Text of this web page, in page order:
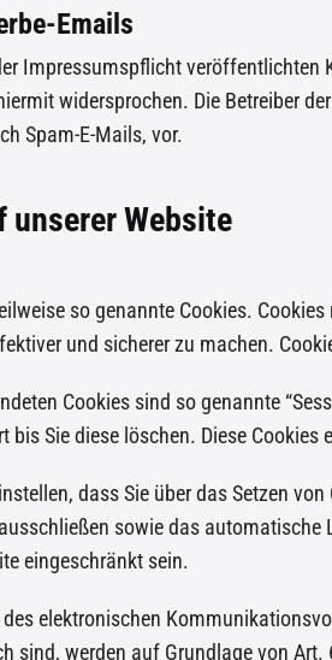
Emails
Impressumspflicht
widersprochen. Die Betreiber
Spam-E-Mails, vor.
unserer Website
so genannte Cookies.
und sicherer zu machen.
Cookies sind so genannte
bis Sie diese löschen. Diese
dass Sie über das Setzen
sowie das
eingeschränkt sein.
elektronischen
sind, werden auf Grundlage von